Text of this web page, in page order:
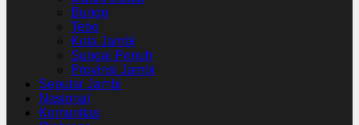
Bungo
Tebo
Kota Jambi
Sungai Penuh
Provinsi Jambi
Seputar Jambi
Nasional
Komunitas